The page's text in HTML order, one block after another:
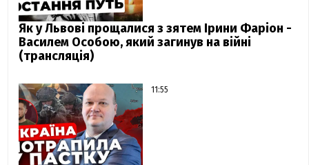
Як у Львові прощалися з зятем Ірини Фаріон -
Василем Особою, який загинув на війні
(трансляція)
11:55